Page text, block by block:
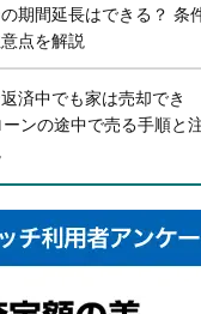
期間延長はできる？ 条
点を解説
済中でも家は売却でき
ンの途中で売る手順と